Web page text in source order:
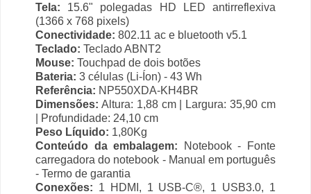
Tela: 15.6" polegadas HD LED antirreflexiva
(1366 x 768 pixels)
Conectividade: 802.11 ac e bluetooth v5.1
Teclado: Teclado ABNT2
Mouse: Touchpad de dois botões
Bateria: 3 células (Li-Íon) - 43 Wh
Referência: NP550XDA-KH4BR
Dimensões: Altura: 1,88 cm | Largura: 35,90 cm
| Profundidade: 24,10 cm
Peso Líquido: 1,80Kg
Conteúdo da embalagem: Notebook - Fonte
carregadora do notebook - Manual em português
- Termo de garantia
Conexões: 1 HDMI, 1 USB-C®, 1 USB3.0, 1